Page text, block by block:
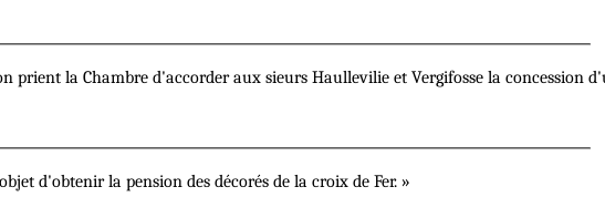
prient la Chambre d'accorder aux sieurs Haullevilie et Vergifosse la concession
d'obtenir la pension des décorés de la croix de Fer. »